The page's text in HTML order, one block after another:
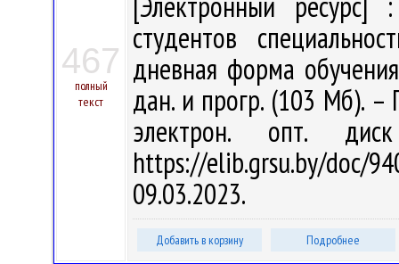
467
полный
текст
студентов
дневная форма
дан. и прогр. (103 Мб). –
электрон. опт.
https://elib.grsu.by/
09.03.2023.
Добавить в корзину Подробнее